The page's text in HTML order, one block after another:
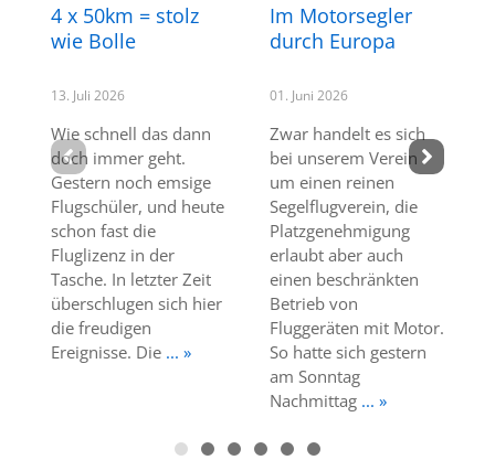
4 x 50km = stolz
wie Bolle
13. Juli 2026
Wie schnell das dann
doch immer geht.
Gestern noch emsige
Flugschüler, und heute
schon fast die
Fluglizenz in der
Tasche. In letzter Zeit
überschlugen sich hier
die freudigen
Ereignisse. Die... »
Im Motorsegler
durch Europa
01. Juni 2026
Zwar handelt es sich
bei unserem Verein
um einen reinen
Segelflugverein, die
Platzgenehmigung
erlaubt aber auch
einen beschränkten
Betrieb von
Fluggeräten mit Motor.
So hatte sich gestern
am Sonntag
Nachmittag ... »